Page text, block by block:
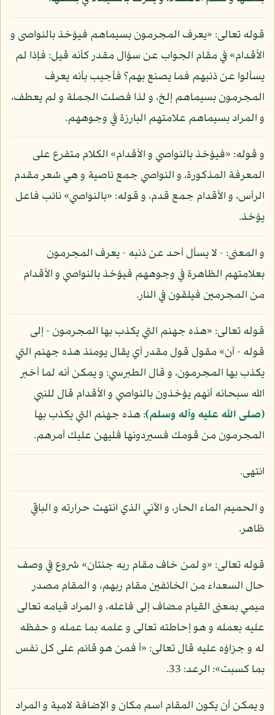
قوله تعالى: «يعرف المجرمون بسيماهم فيؤخذ بالنواصى و
الأقدام» في مقام الجواب عن سؤال مقدر كأنه قيل: فإذا لم
يسألوا عن ذنبهم فما يصنع بهم؟ فأجيب بأنه يعرف
المجرمون بسيماهم إلخ، و لذا فصلت الجملة و لم يعطف،
و المراد بسيماهم علامتهم البارزة في وجوههم.
و قوله: «فيؤخذ بالنواصي و الأقدام» الكلام متفرع على
المعرفة المذكورة، و النواصي جمع ناصية و هي شعر مقدم
الرأس، و الأقدام جمع قدم، و قوله: «بالنواصي» نائب فاعل
يؤخذ.
و المعنى: - لا يسأل أحد عن ذنبه - يعرف المجرمون
بعلامتهم الظاهرة في وجوههم فيؤخذ بالنواصي و الأقدام
من المجرمين فيلقون في النار.
قوله تعالى: «هذه جهنم التي يكذب بها المجرمون - إلى
قوله - آن» مقول قول مقدر أي يقال يومئذ هذه جهنم التي
يكذب بها المجرمون، و قال الطبرسي: و يمكن أنه لما أخبر
الله سبحانه أنهم يؤخذون بالنواصي و الأقدام قال للنبي
(صلى الله عليه وآله وسلم): هذه جهنم التي يكذب بها
المجرمون من قومك فسيردونها فليهن عليك أمرهم.
انتهى.
و الحميم الماء الحار، و الآني الذي انتهت حرارته و الباقي
ظاهر.
قوله تعالى: «و لمن خاف مقام ربه جنتان» شروع في وصف
حال السعداء من الخائفين مقام ربهم، و المقام مصدر
ميمي بمعنى القيام مضاف إلى فاعله، و المراد قيامه تعالى
عليه بعمله و هو إحاطته تعالى و علمه بما عمله و حفظه
له و جزاؤه عليه قال تعالى: «أ فمن هو قائم على كل نفس
بما كسبت»: الرعد: 33.
و يمكن أن يكون المقام اسم مكان و الإضافة لامية و المراد